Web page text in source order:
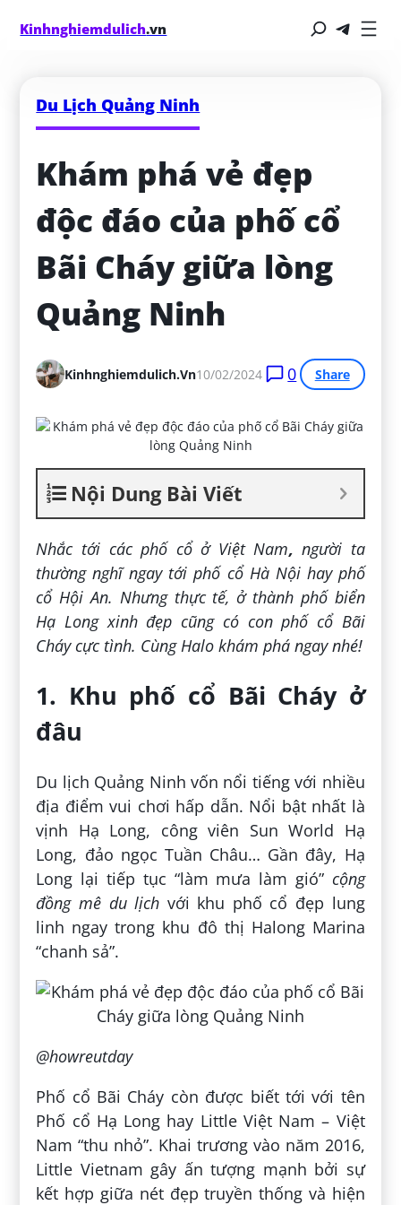
Kinhnghiemdulich.vn
Du Lịch Quảng Ninh
Khám phá vẻ đẹp
độc đáo của phố cổ
Bãi Cháy giữa lòng
Quảng Ninh
Kinhnghiemdulich.vn10/02/2024 0 Share
Nội Dung Bài Viết
Nhắc tới các phố cổ ở Việt Nam,người ta
thường nghĩ ngay tới phố cổ Hà Nội hay phố
cổ Hội An. Nhưng thực tế, ở thành phố biển
Hạ Long xinh đẹp cũng có con phố cổ Bãi
Cháy cực tình. Cùng Halo khám phá ngay nhé!
1. Khu phố cổ Bãi Cháy ở
đâu
Du lịch Quảng Ninh vốn nổi tiếng với nhiều
địa điểm vui chơi hấp dẫn. Nổi bật nhất là
vịnh Hạ Long, công viên Sun World Hạ
Long, đảo ngọc Tuần Châu… Gần đây, Hạ
Long lại tiếp tục “làm mưa làm gió” cộng
đồng mê du lịch với khu phố cổ đẹp lung
linh ngay trong khu đô thị Halong Marina
“chanh sả”.
@howreutday
Phố cổ Bãi Cháy còn được biết tới với tên
Phố cổ Hạ Long hay Little Việt Nam – Việt
Nam “thu nhỏ”. Khai trương vào năm 2016,
Little Vietnam gây ấn tượng mạnh bởi sự
kết hợp giữa nét đẹp truyền thống và hiện